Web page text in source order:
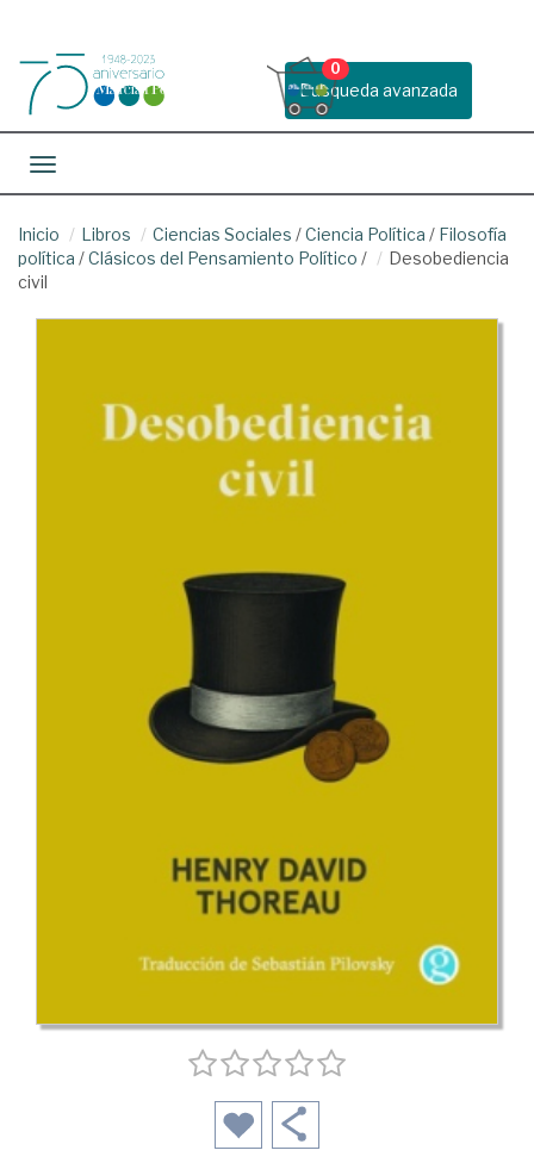
Busqueda avanzada
0
Toggle navigation
Inicio Libros Ciencias Sociales /Ciencia Política / Filosofía
política /Clásicos del Pensamiento Político /
Desobediencia
civil